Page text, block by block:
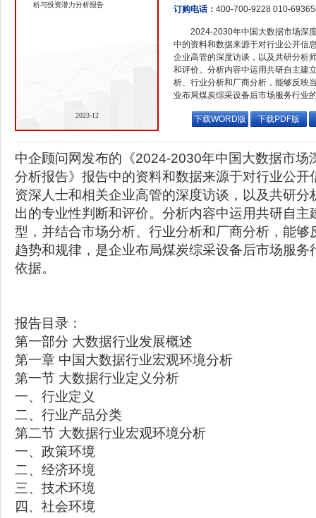
析与投资潜力分析报告
2023-12
订购电话： 400-700-9228 010-
2024-2030年中国大数据市场深
中的资料和数据来源于对行业公开信
企业高管的深度访谈，以及共研分析
和评价。分析内容中运用共研自主建
析、行业分析和厂商分析，能够反映
业布局煤炭综采设备后市场服务行业
下载WORD版 下载PDF版
中企顾问网发布的《2024-2030年中国大数据市场
分析报告》报告中的资料和数据来源于对行业公开
资深人士和相关企业高管的深度访谈，以及共研分
出的专业性判断和评价。分析内容中运用共研自主
型，并结合市场分析、行业分析和厂商分析，能够
趋势和规律，是企业布局煤炭综采设备后市场服务
依据。
报告目录：
第一部分 大数据行业发展概述
第一章 中国大数据行业宏观环境分析
第一节 大数据行业定义分析
一、行业定义
二、行业产品分类
第二节 大数据行业宏观环境分析
一、政策环境
二、经济环境
三、技术环境
四、社会环境